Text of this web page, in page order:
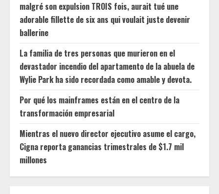
malgré son expulsion TROIS fois, aurait tué une
adorable fillette de six ans qui voulait juste devenir
ballerine
La familia de tres personas que murieron en el
devastador incendio del apartamento de la abuela de
Wylie Park ha sido recordada como amable y devota.
Por qué los mainframes están en el centro de la
transformación empresarial
Mientras el nuevo director ejecutivo asume el cargo,
Cigna reporta ganancias trimestrales de $1.7 mil
millones